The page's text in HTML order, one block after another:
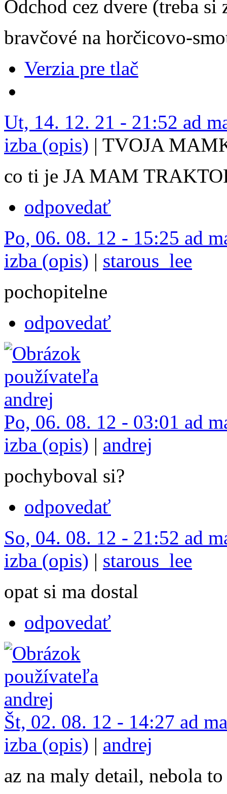
Odchod cez dvere (treba
bravčové na horčicovo-
Verzia pre tlač
Ut, 14. 12. 21 - 21:52 ad
izba (opis) | TVOJA
co ti je JA MAM
odpovedať
Po, 06. 08. 12 - 15:25 ad
izba (opis) | starous_lee
pochopitelne
odpovedať
Po, 06. 08. 12 - 03:01 ad
izba (opis) | andrej
pochyboval si?
odpovedať
So, 04. 08. 12 - 21:52 ad
izba (opis) | starous_lee
opat si ma dostal
odpovedať
Št, 02. 08. 12 - 14:27 ad
izba (opis) | andrej
az na maly detail, nebola